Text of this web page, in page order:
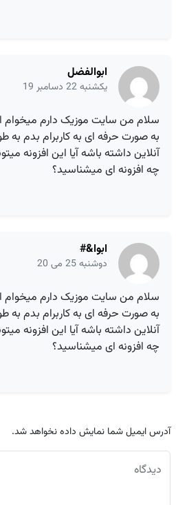
ابوالفضل
یکشنبه 22 دسامبر 19
سلام من سایت موزیک دارم میخوام
به صورت حرفه ای به کاربرام بدم
آنلاین داشته باشه آیا این افزونه
چه افزونه ای میشناسید؟
ابوا&#
دوشنبه 25 می 20
سلام من سایت موزیک دارم میخوام
به صورت حرفه ای به کاربرام بدم
آنلاین داشته باشه آیا این افزونه
چه افزونه ای میشناسید؟
آدرس ایمیل شما نمایش داده نخواهد شد.
دیدگاه